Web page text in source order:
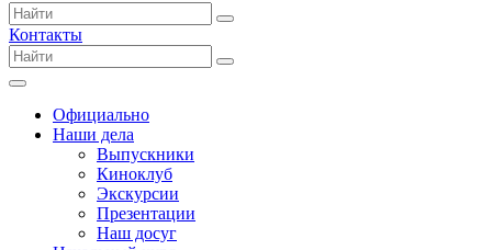
Контакты
Официально
Наши дела
Выпускники
Киноклуб
Экскурсии
Презентации
Наш досуг